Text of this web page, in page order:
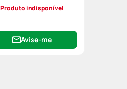
Produto indisponível
Avise-me